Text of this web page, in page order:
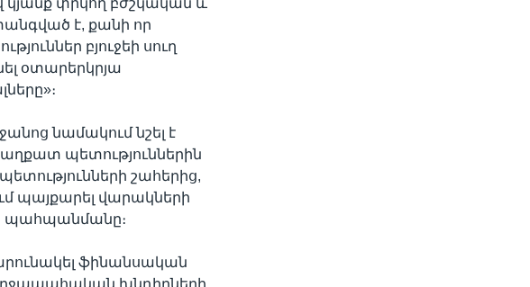
կյանք փրկող բժշկական և
է, քանի որ
բյուջեի սուղ
օտարերկրյա
նամակում նշել է
աղքատ պետություններին
շահերից,
պայքարել վարակների
պահպանմանը։
ֆինանսական